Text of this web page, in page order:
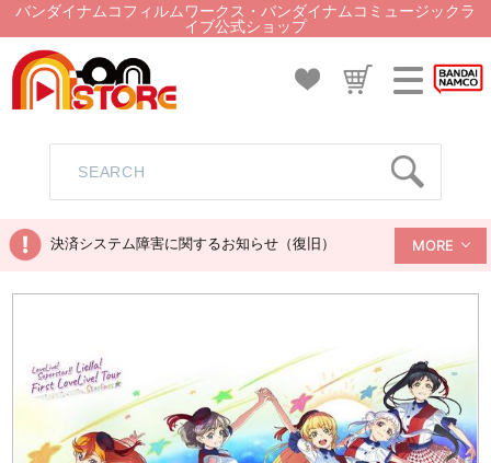
バンダイナムコフィルムワークス・バンダイナムコミュージックラ
イブ公式ショップ
決済システム障害に関するお知らせ（復旧） MORE